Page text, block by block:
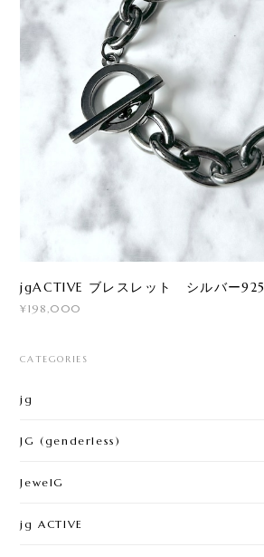
jgACTIVE ブレスレット シルバー925
¥198,000
CATEGORIES
jg
JG (genderless)
JewelG
jg ACTIVE